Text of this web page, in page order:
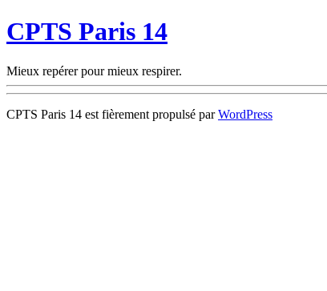
CPTS Paris 14
Mieux repérer pour mieux respirer.
CPTS Paris 14 est fièrement propulsé parWordPress